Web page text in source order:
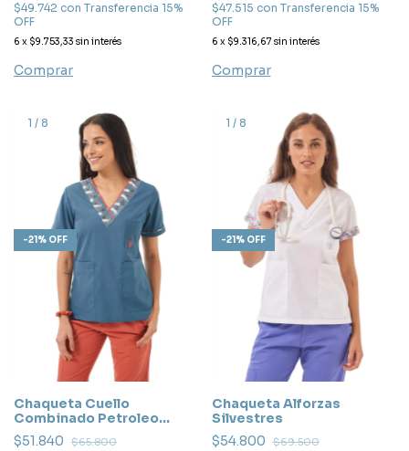
$49.742 con Transferencia 15%
OFF
6 x $9.753,33 sin interés
Comprar
$47.515 con Transferencia 15%
OFF
6 x $9.316,67 sin interés
Comprar
1 / 8
-21 % OFF
Chaqueta Cuello
Combinado Petroleo
Persa
$51.840 $65.800
1 / 8
-21 % OFF
Chaqueta Alforzas
Silvestres
$54.800
$69.500